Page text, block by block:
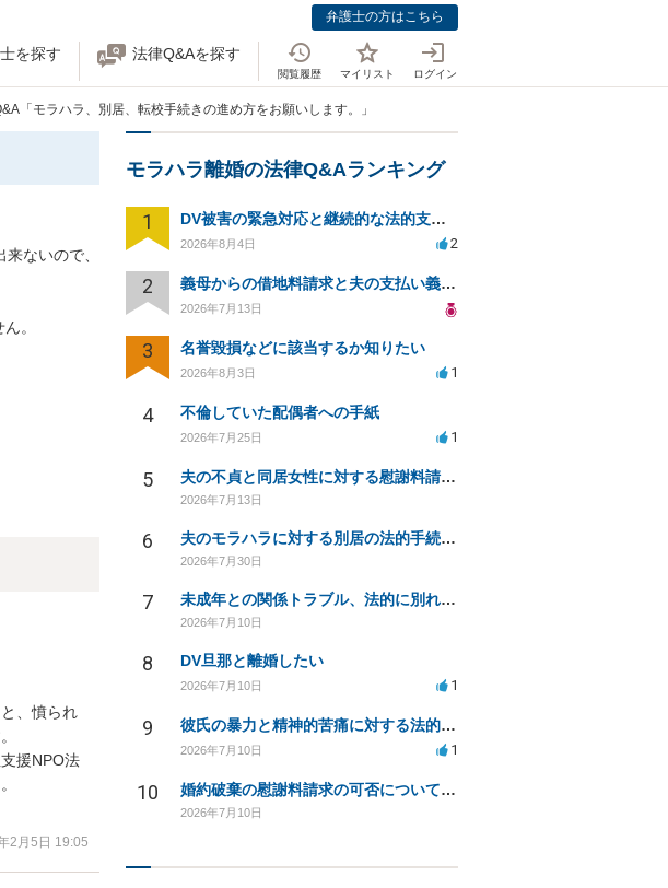
弁護士の方はこちら
を探す 法律Q&Aを探す
閲覧履歴 マイリスト ログイン
「モラハラ、別居、転校手続きの進め方をお願いします。」
ないので、
。
、憤られ
援NPO法
2月5日 19:05
モラハラ離婚の法律Q&Aランキング
1 DV被害の緊急対応と継続的な法的支援を求む
2026年8月4日 2
2 義母からの借地料請求と夫の支払い義務について相談
2026年7月13日
3 名誉毀損などに該当するか知りたい
2026年8月3日 1
4 不倫していた配偶者への手紙
2026年7月25日 1
5 夫の不貞と同居女性に対する慰謝料請求の可能性について相談
2026年7月13日
6 夫のモラハラに対する別居の法的手続き相談
2026年7月30日
7 未成年との関係トラブル、法的に別れる方法を相談したい
2026年7月10日
8 DV旦那と離婚したい
2026年7月10日 1
9 彼氏の暴力と精神的苦痛に対する法的措置相談
2026年7月10日 1
10 婚約破棄の慰謝料請求の可否についてのご相談
2026年7月10日